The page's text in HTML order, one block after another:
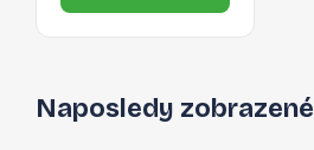
Naposledy zobrazené